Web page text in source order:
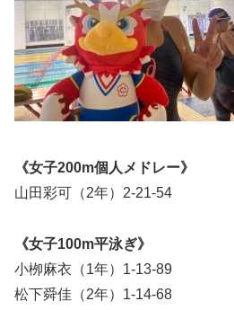
《女子200m個人メドレー》
山田彩可（2年）2-21-54
《女子100m平泳ぎ》
小栁麻衣（1年）1-13-89
松下舜佳（2年）1-14-68